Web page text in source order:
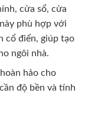
cửa sổ, cửa
phù hợp với
cổ điển, giúp tạo
ngôi nhà.
hảo cho
độ bền và tính